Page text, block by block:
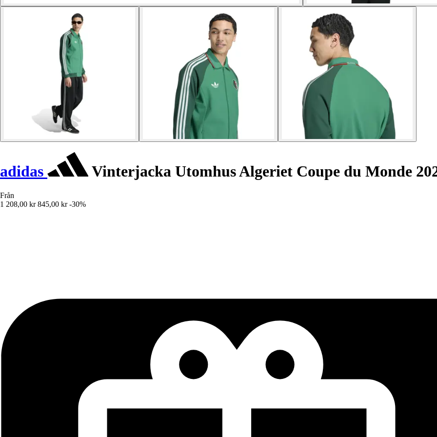
adidas Vinterjacka Utomhus Algeriet Coupe du Monde
Från
1 208,00 kr 845,00 kr -30%